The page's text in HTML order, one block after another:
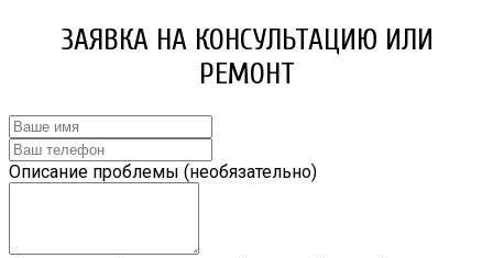
ЗАЯВКА НА КОНСУЛЬТАЦИЮ ИЛИ
РЕМОНТ
Описание проблемы (необязательно)